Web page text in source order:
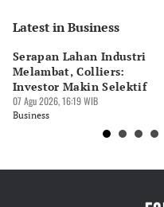
Editor
Editor
Nadia Agatha Pramesthi
Latest in Business
Serapan Lahan Industri
Melambat, Colliers:
Investor Makin Selektif
07 Agu 2026, 16:19 WIB
Business